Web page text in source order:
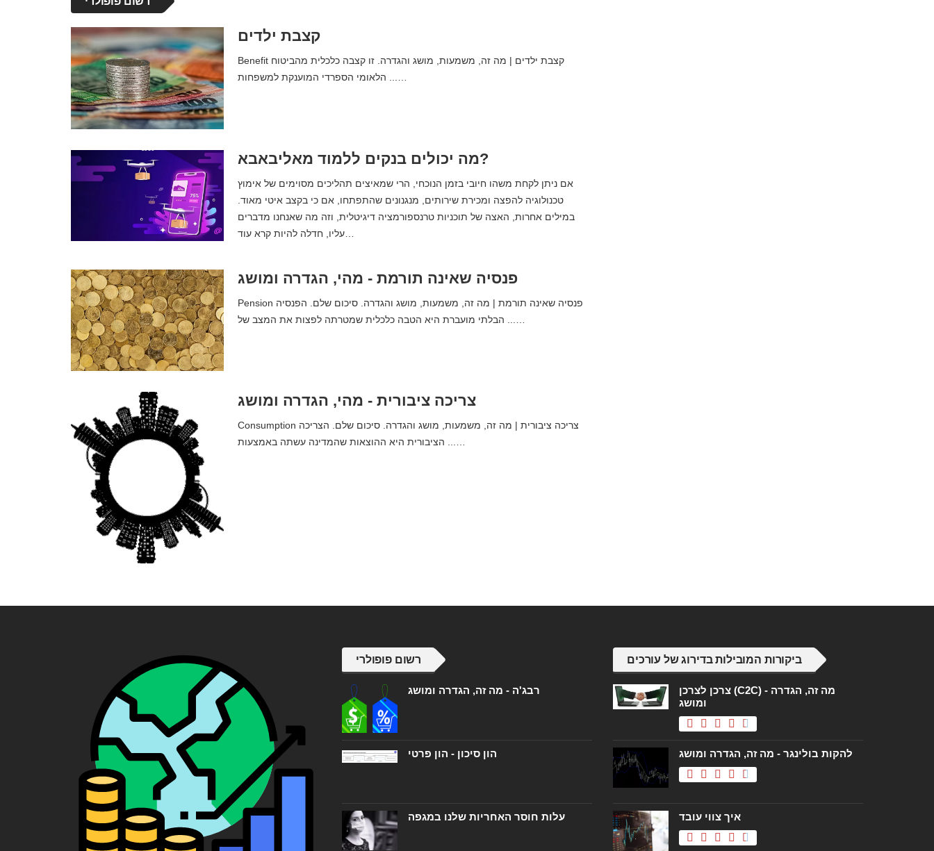
קצבת ילדים
Benefit קצבת ילדים | מה זה, משמעות, מושג והגדרה. זו קצבה כלכלית מהביטוח
מה יכולים בנקים ללמוד מאליבאבא?
אם ניתן לקחת משהו חיובי בזמן הנוכחי, הרי שמאיצים תהליכים מסוימים של אימוץ
טכנולוגיה להפצה ומכירת שירותים, מנגנונים שהתפתחו, אם כי בקצב איטי מאוד.
במילים אחרות, האצה של תוכניות טרנספורמציה דיגיטלית, וזה מה שאנחנו מדברים
פנסיה שאינה תורמת - מהי, הגדרה ומושג
Pension פנסיה שאינה תורמת | מה זה, משמעות, מושג והגדרה. סיכום שלם. הפנסיה
צריכה ציבורית - מהי, הגדרה ומושג
Consumption צריכה ציבורית | מה זה, משמעות, מושג והגדרה. סיכום שלם. הצריכה
רשום פופולרי
רבג'ה - מה זה, הגדרה ומושג
הון סיכון - הון פרטי
עלות חוסר האחריות שלנו במגפה
ביקורות המובילות בדירוג של עורכים
צרכן לצרכן (C2C) - מה זה, הגדרה
ומושג
להקות בולינגר - מה זה, הגדרה ומושג
איך צווי עובד